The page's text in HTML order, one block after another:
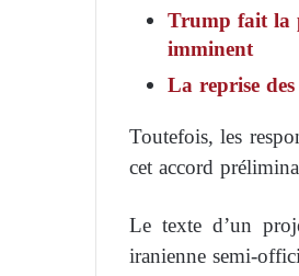
Trump fait la
imminent
La reprise
Toutefois, les
cet accord
Le texte d’un
iranienne semi-